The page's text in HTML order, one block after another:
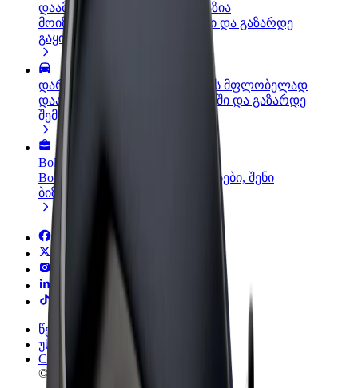
დაამატე რესტორანი ან მაღაზია
მოიზიდე მეტი მომხმარებელი და გაზარდე
გაყიდვები
დარეგისტრირდი ავტოპარკის მფლობელად
დაამატე შენი ავტოპარკი Bolt-ში და გაზარდე
შემოსავალი
Bolt ბიზნესისთვის
Bolt-ის პროდუქტები და სერვისები, შენი
ბიზნესისთვის
წესები და პირობები
უსაფრთხოება
Cookies
© 2026 Bolt Technology OÜ